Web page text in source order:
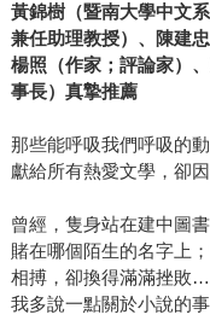
黃錦樹（暨南大學中文
兼任助理教授）、陳建
楊照（作家；評論家）
事長）真摯推薦
那些能呼吸我們呼吸的
獻給所有熱愛文學，卻
曾經，隻身站在建中圖
賭在哪個陌生的名字上
相搏，卻換得滿滿挫敗
我多說一點關於小說的